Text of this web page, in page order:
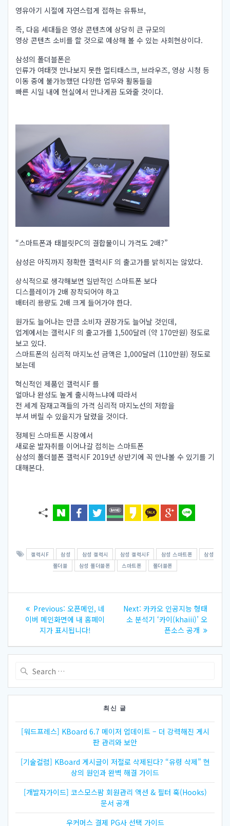
영유아기 시절에 자연스럽게 접하는 유튜브,
즉, 다음 세대들은 영상 콘텐츠에 상당히 큰 규모의
영상 콘텐츠 소비를 할 것으로 예상해 볼 수 있는 사회현상이다.
삼성의 폴더블폰은
인류가 여태껏 만나보지 못한 멀티태스크, 브라우즈, 영상 시청 등
이동 중에 불가능했던 다양한 업무와 활동들을
빠른 시일 내에 현실에서 만나게끔 도와줄 것이다.
“스마트폰과 태블릿PC의 결합물이니 가격도 2배?”
삼성은 아직까지 정확한 갤럭시F 의 출고가를 밝히지는 않았다.
상식적으로 생각해보면 일반적인 스마트폰 보다
디스플레이가 2배 장착되어야 하고
배터리 용량도 2배 크게 들어가야 한다.
원가도 늘어나는 만큼 소비자 권장가도 늘어날 것인데,
업계에서는 갤럭시F 의 출고가를 1,500달러 (약 170만원) 정도로
보고 있다.
스마트폰의 심리적 마지노선 금액은 1,000달러 (110만원) 정도로
보는데
혁신적인 제품인 갤럭시F 를
얼마나 완성도 높게 출시하느냐에 따라서
전 세계 잠재고객들의 가격 심리적 마지노선의 저항을
부셔 버릴 수 있을지가 달렸을 것이다.
정체된 스마트폰 시장에서
새로운 발자취를 이어나갈 접히는 스마트폰
삼성의 폴더블폰 갤럭시F 2019년 상반기에 꼭 만나볼 수 있기를 기
대해본다.
갤럭시F 삼성 삼성 갤럭시 삼성 갤럭시F 삼성 스마트폰
삼성
폴더블
삼성 폴더블폰 스마트폰 폴더블폰
비
게
이
Previous: Previous
post:
오픈메인, 네
이버 메인화면에 내 홈페이
지가 표시됩니다!
Next: Next
post:
카카오 인공지능 형태
소 분석기 ‘카이(khaiii)’ 오
픈소스 공개
최신 글
[워드프레스] KBoard 6.7 메이저 업데이트 – 더 강력해진 게시
판 관리와 보안
[기술컬럼] KBoard 게시글이 저절로 삭제된다? “유령 삭제” 현
상의 원인과 완벽 해결 가이드
[개발자가이드] 코스모스팜 회원관리 액션 & 필터 훅(Hooks)
문서 공개
우커머스 결제 PG사 선택 가이드